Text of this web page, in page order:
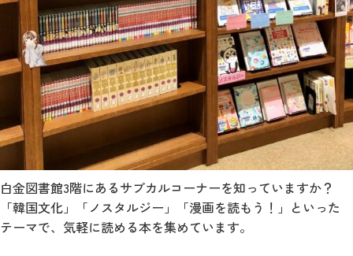
白金図書館3階にあるサブカルコーナーを知っていますか？
「韓国文化」「ノスタルジー」「漫画を読もう！」といった
テーマで、気軽に読める本を集めています。